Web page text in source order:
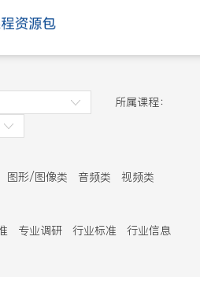
所属课程：
图形/图像类 音频类
视频类
其他素材 交互课件
专业调研 行业标准
行业信息